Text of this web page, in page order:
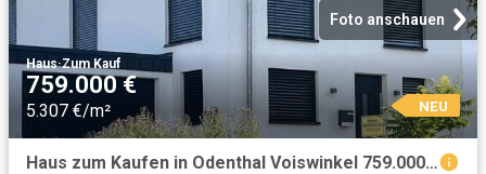
Foto anschauen
Haus·Zum Kauf
759.000 €
5.307 €/m² NEU
Haus zum Kaufen in Odenthal Voiswinkel 759.000,00 EUR 143.46 m²